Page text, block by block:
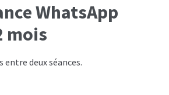
WhatsApp
mois
entre deux séances.